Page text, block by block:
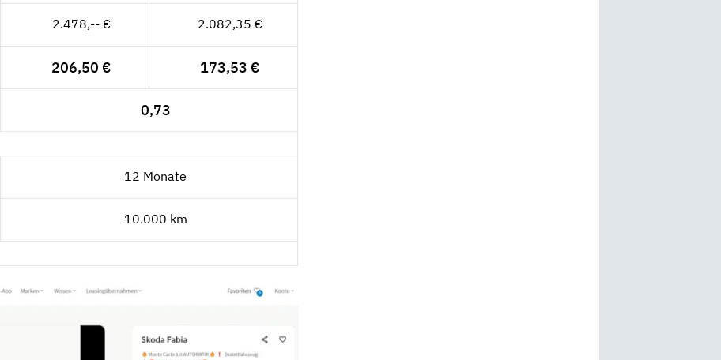
2.478,-- € 2.082,35 €
206,50 € 173,53 €
0,73
12 Monate
10.000 km